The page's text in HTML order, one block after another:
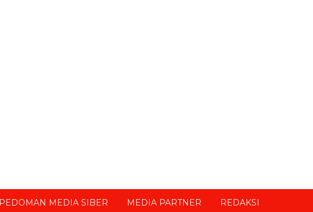
PEDOMAN MEDIA SIBER MEDIA PARTNER REDAKSI